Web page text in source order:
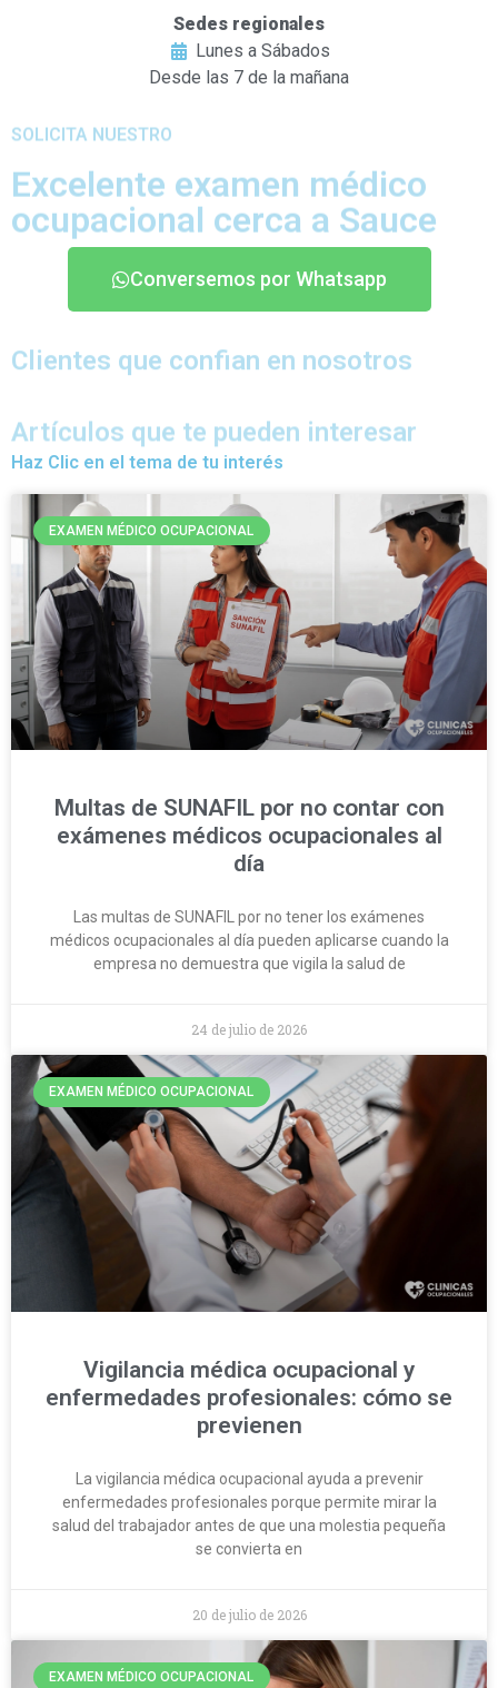
Sedes regionales
Lunes a Sábados
Desde las 7 de la mañana
SOLICITA NUESTRO
Excelente examen médico
ocupacional cerca a Sauce
Conversemos por Whatsapp
Clientes que confian en nosotros
Artículos que te pueden interesar
Haz Clic en el tema de tu interés
EXAMEN MÉDICO OCUPACIONAL
Multas de SUNAFIL por no contar con
exámenes médicos ocupacionales al
día
Las multas de SUNAFIL por no tener los exámenes
médicos ocupacionales al día pueden aplicarse cuando la
empresa no demuestra que vigila la salud de
24 de julio de 2026
EXAMEN MÉDICO OCUPACIONAL
Vigilancia médica ocupacional y
enfermedades profesionales: cómo se
previenen
La vigilancia médica ocupacional ayuda a prevenir
enfermedades profesionales porque permite mirar la
salud del trabajador antes de que una molestia pequeña
se convierta en
20 de julio de 2026
EXAMEN MÉDICO OCUPACIONAL